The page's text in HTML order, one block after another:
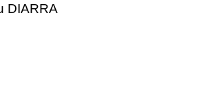
DIARRA